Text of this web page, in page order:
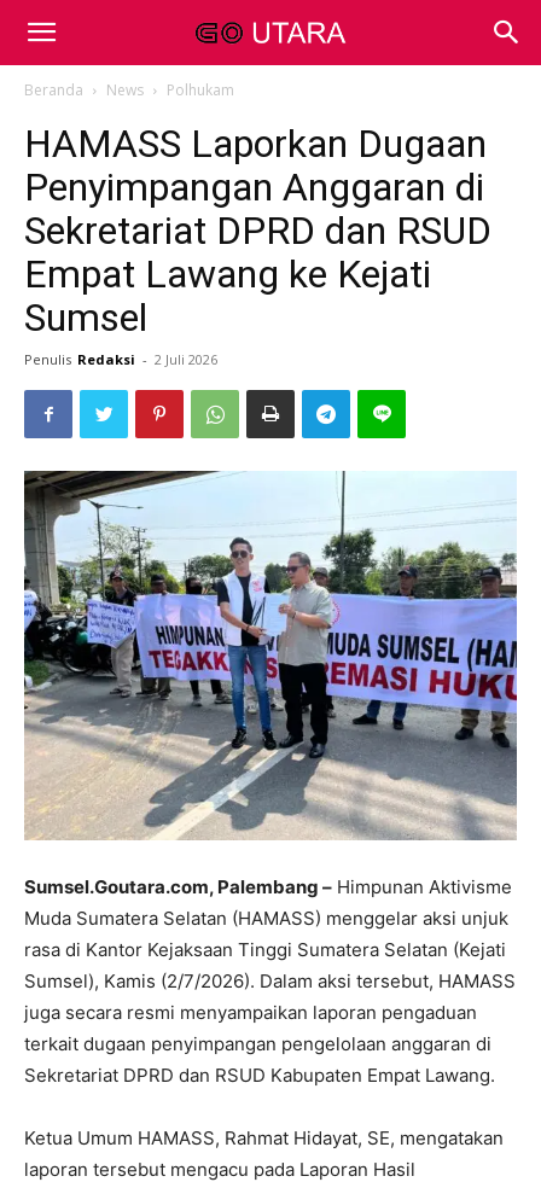
Beranda News Polhukam
HAMASS Laporkan Dugaan
Penyimpangan Anggaran di
Sekretariat DPRD dan RSUD
Empat Lawang ke Kejati
Sumsel
Penulis Redaksi - 2 Juli 2026
Sumsel.Goutara.com, Palembang – Himpunan Aktivisme
Muda Sumatera Selatan (HAMASS) menggelar aksi unjuk
rasa di Kantor Kejaksaan Tinggi Sumatera Selatan (Kejati
Sumsel), Kamis (2/7/2026). Dalam aksi tersebut, HAMASS
juga secara resmi menyampaikan laporan pengaduan
terkait dugaan penyimpangan pengelolaan anggaran di
Sekretariat DPRD dan RSUD Kabupaten Empat Lawang.
Ketua Umum HAMASS, Rahmat Hidayat, SE, mengatakan
laporan tersebut mengacu pada Laporan Hasil